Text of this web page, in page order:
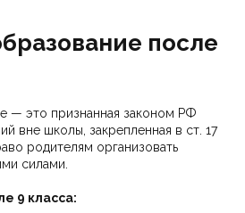
после
— это признанная законом РФ
вне школы, закрепленная в ст. 17
родителям организовать
силами.
9 класса: